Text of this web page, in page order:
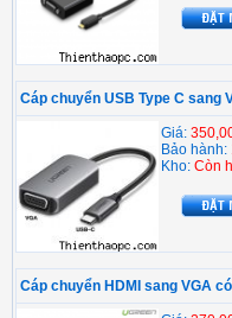
Cáp chuyển USB Type C sang
Giá:
Bảo hành:
Kho: Còn
Cáp chuyển HDMI sang VGA